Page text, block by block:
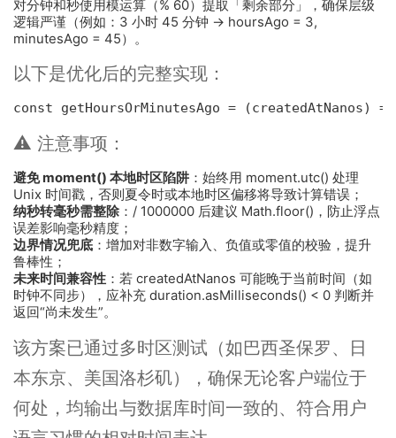
对分钟和秒使用模运算（% 60）提取「剩余部分」，确保层级
逻辑严谨（例如：3 小时 45 分钟 → hoursAgo = 3,
minutesAgo = 45）。
以下是优化后的完整实现：
const getHoursOrMinutesAgo =
⚠️ 注意事项：
避免 moment() 本地时区陷阱 ：始终用 moment.utc() 处理
Unix 时间戳，否则夏令时或本地时区偏移将导致计算错误；
纳秒转毫秒需整除 ：/ 1000000 后建议 Math.floor()，防止浮点
误差影响毫秒精度；
边界情况兜底 ：增加对非数字输入、负值或零值的校验，提升
鲁棒性；
未来时间兼容性 ：若 createdAtNanos 可能晚于当前时间（如
时钟不同步），应补充 duration.asMilliseconds() < 0 判断并
返回“尚未发生”。
该方案已通过多时区测试（如巴西圣保罗、日
本东京、美国洛杉矶），确保无论客户端位于
何处，均输出与数据库时间一致的、符合用户